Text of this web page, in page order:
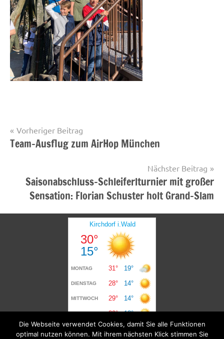
Startseite
Beitragsnavigation
Vorheriger Beitrag
Team-Ausflug zum AirHop München
Nächster Beitrag
Saisonabschluss-Schleiferlturnier mit großer
Sensation: Florian Schuster holt Grand-Slam
Die Webseite verwendet Cookies, damit Sie alle Funktionen
optimal nutzen können. Mit ihrem nächsten Klick stimmen Sie